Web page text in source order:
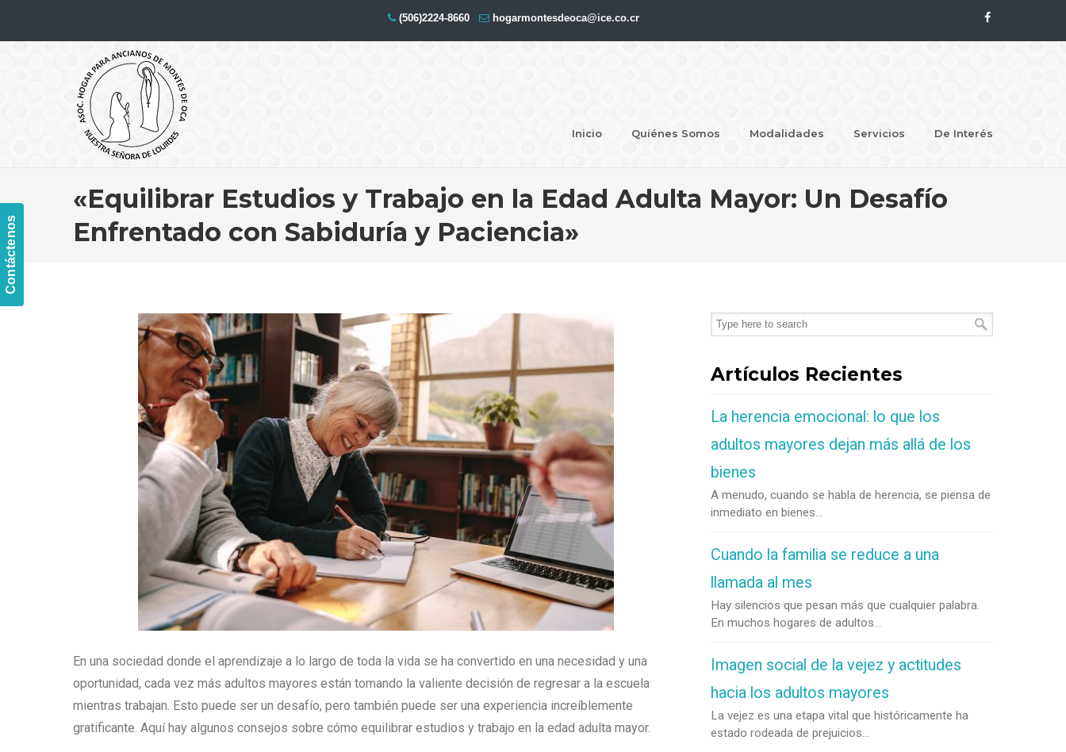
Contáctenos
(506)2224-8660 hogarmontesdeoca@ice.co.cr
Inicio Quiénes Somos Modalidades Servicios
De Interés
Navigation
«Equilibrar Estudios y Trabajo en la Edad Adulta Mayor: Un Desafío
Enfrentado con Sabiduría y Paciencia»
En una sociedad donde el aprendizaje a lo largo de toda la vida se ha convertido en una necesidad y una
oportunidad, cada vez más adultos mayores están tomando la valiente decisión de regresar a la escuela
mientras trabajan. Esto puede ser un desafío, pero también puede ser una experiencia increíblemente
gratificante. Aquí hay algunos consejos sobre cómo equilibrar estudios y trabajo en la edad adulta mayor.
Artículos Recientes
La herencia emocional: lo que los
adultos mayores dejan más allá de los
bienes
A menudo, cuando se habla de herencia, se piensa de
inmediato en bienes...
Cuando la familia se reduce a una
llamada al mes
Hay silencios que pesan más que cualquier palabra.
En muchos hogares de adultos...
Imagen social de la vejez y actitudes
hacia los adultos mayores
La vejez es una etapa vital que históricamente ha
estado rodeada de prejuicios...